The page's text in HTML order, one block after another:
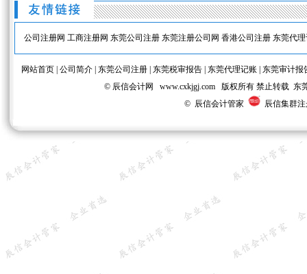
公司注册网 工商注册网 东莞公司注册 东莞注册公司网 香港公司注册 东莞代
网站首页| 公司简介| 东莞公司注册| 东莞税审报告| 东莞代理记账| 东莞审计报
© 辰信会计网 www.cxkjgj.com 版权所有 禁止转载 东
© 辰信会计管家
辰信集群